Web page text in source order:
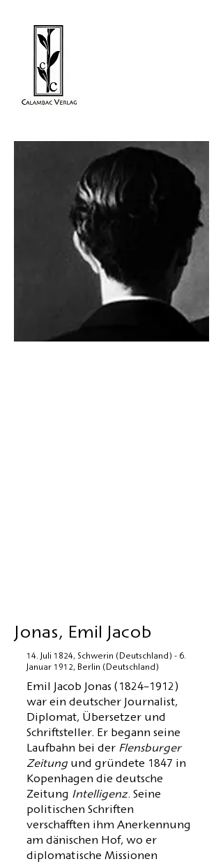
Jonas, Emil Jacob
14. Juli 1824, Schwerin (Deutschland) - 6.
Januar 1912, Berlin (Deutschland)
Emil Jacob Jonas (1824–1912)
war ein deutscher Journalist,
Diplomat, Übersetzer und
Schriftsteller. Er begann seine
Laufbahn bei der Flensburger
Zeitung und gründete 1847 in
Kopenhagen die deutsche
Zeitung Intelligenz. Seine
politischen Schriften
verschafften ihm Anerkennung
am dänischen Hof, wo er
diplomatische Missionen